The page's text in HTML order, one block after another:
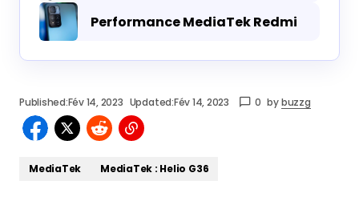
Performance MediaTek Redmi
Published:Fév 14, 2023 Updated:Fév 14, 2023 0 bybuzzg
MediaTek MediaTek : Helio G36